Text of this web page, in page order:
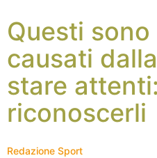
Questi
causati
stare
riconoscerli
Redazione Sport